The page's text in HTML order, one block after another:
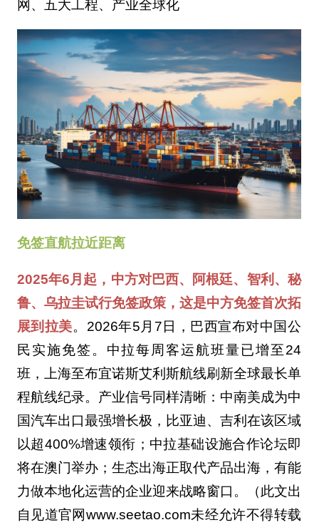
网、五大工程、产业全球化
免签直航拉近距离
2025年6月起，中方对巴西、阿根廷、智利、秘
鲁、乌拉圭试行免签政策，这是中方免签首次拓
展到拉美。2026年5月7日，巴西宣布对中国公
民实施免签。中拉每周客运航班量已增至24
班，上海至布宜诺斯艾利斯航线刷新全球最长单
程航线纪录。产业信号同样清晰：中南美成为中
国汽车出口最强增长极，比亚迪、吉利在该区域
以超400%增速领衔；中拉基础设施合作论坛即
将在澳门举办；生态出海正取代产品出海，有能
力做本地化运营的企业迎来战略窗口。（此文出
自见道官网www.seetao.com未经允许不得转载